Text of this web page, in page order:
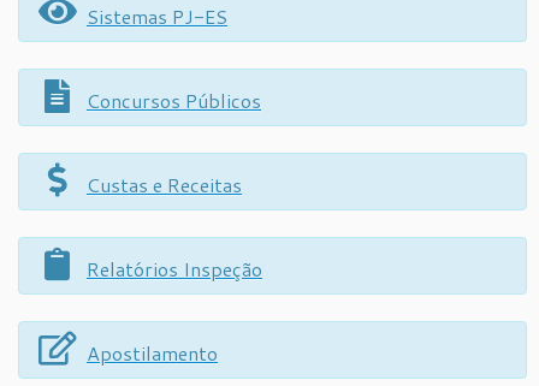
Sistemas PJ-ES
Concursos Públicos
Custas e Receitas
Relatórios Inspeção
Apostilamento